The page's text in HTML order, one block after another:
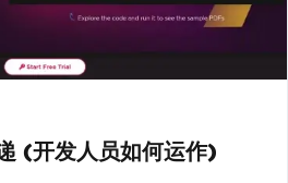
(开发人员如何运作)